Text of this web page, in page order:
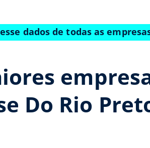
dados de todas as
Do Rio